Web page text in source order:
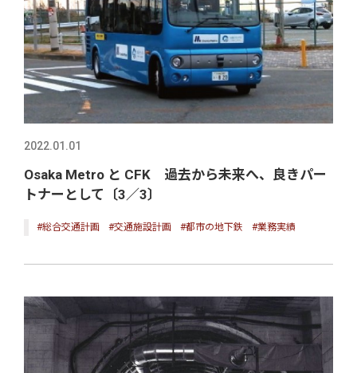
2022.01.01
Osaka Metro と CFK 過去から未来へ、良きパー
トナーとして〔3／3〕
#総合交通計画 #交通施設計画 #都市の地下鉄 #業務実績